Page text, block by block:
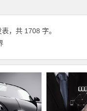
表，共 1708 字。